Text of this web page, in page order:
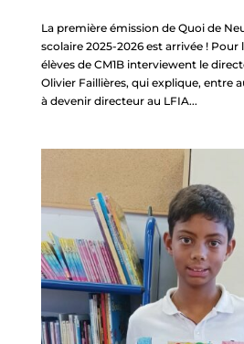
La première émission de Quoi de
scolaire 2025-2026 est arrivée ! Pour
élèves de CM1B interviewent le
Olivier Faillières, qui explique, entre
à devenir directeur au LFIA...